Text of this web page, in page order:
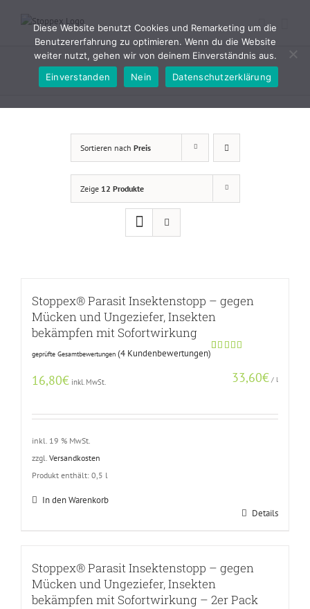
Sortieren nach Preis
Zeige 12 Produkte
Stoppex® Parasit Insektenstopp – gegen
Mücken und Ungeziefer, Insekten
bekämpfen mit Sofortwirkung
von 5,
basierend
geprüfte Gesamtbewertungen (4 Kundenbewertungen)
16,80€ inkl. MwSt. 33,60€ / l
inkl. 19 % MwSt.
zzgl. Versandkosten
Produkt enthält: 0,5 l
In den Warenkorb
Details
Stoppex® Parasit Insektenstopp – gegen
Mücken und Ungeziefer, Insekten
bekämpfen mit Sofortwirkung – 2er Pack
Diese Website benutzt Cookies und Remarketing um die
Benutzererfahrung zu optimieren. Wenn du die Website
weiter nutzt, gehen wir von deinem Einverständnis aus.
Einverstanden
Nein Datenschutzerklärung